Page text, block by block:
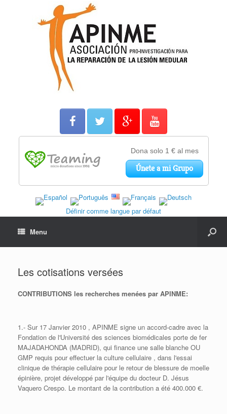
Définir comme langue par défaut
Menu
Les cotisations versées
CONTRIBUTIONS les recherches menées par APINME:
1.- Sur 17 Janvier 2010 , APINME signe un accord-cadre avec la
Fondation de l'Université des sciences biomédicales porte de fer
MAJADAHONDA (MADRID), qui finance une salle blanche OU
GMP requis pour effectuer la culture cellulaire , dans l'essai
clinique de thérapie cellulaire pour le retour de blessure de moelle
épinière, projet développé par l'équipe du docteur D. Jésus
Vaquero Crespo. Le montant de la contribution a été 400.000 €.